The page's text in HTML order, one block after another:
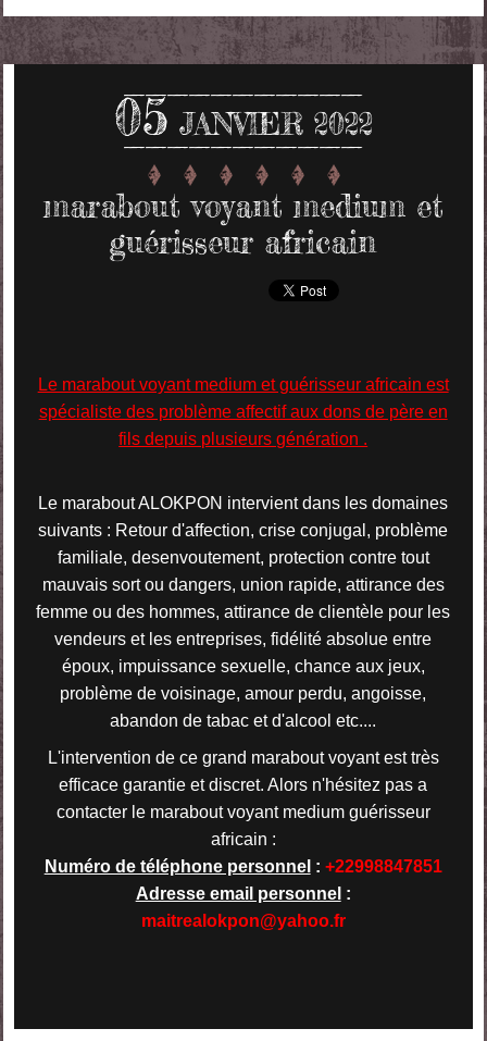
05 JANVIER 2022
marabout voyant medium et
guérisseur africain
Le marabout voyant medium et guérisseur africain est
spécialiste des problème affectif aux dons de père en
fils depuis plusieurs génération .
Le marabout ALOKPON intervient dans les domaines
suivants : Retour d'affection, crise conjugal, problème
familiale, desenvoutement, protection contre tout
mauvais sort ou dangers, union rapide, attirance des
femme ou des hommes, attirance de clientèle pour les
vendeurs et les entreprises, fidélité absolue entre
époux, impuissance sexuelle, chance aux jeux,
problème de voisinage, amour perdu, angoisse,
abandon de tabac et d'alcool etc....
L'intervention de ce grand marabout voyant est très
efficace garantie et discret. Alors n'hésitez pas a
contacter le marabout voyant medium guérisseur
africain :
Numéro de téléphone personnel : +22998847851
Adresse email personnel :
maitrealokpon@yahoo.fr